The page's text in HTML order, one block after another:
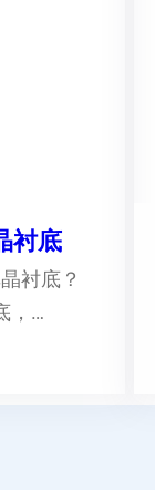
衬底
衬底？
，…